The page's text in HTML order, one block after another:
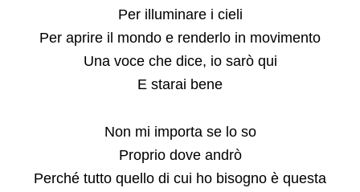
Per illuminare i cieli
Per aprire il mondo e renderlo in movimento
Una voce che dice, io sarò qui
E starai bene
Non mi importa se lo so
Proprio dove andrò
Perché tutto quello di cui ho bisogno è questa